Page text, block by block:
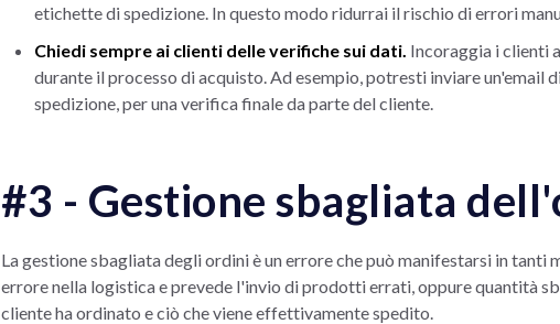
etichette di spedizione. In questo modo ridurrai il rischio di errori
Chiedi sempre ai clienti delle verifiche sui dati. Incoraggia i clienti
durante il processo di acquisto. Ad esempio, potresti inviare
spedizione, per una verifica finale da parte del cliente.
#3 - Gestione sbagliata
La gestione sbagliata degli ordini è un errore che può manifestarsi in tanti
errore nella logistica e prevede l'invio di prodotti errati, oppure quantità
cliente ha ordinato e ciò che viene effettivamente spedito.